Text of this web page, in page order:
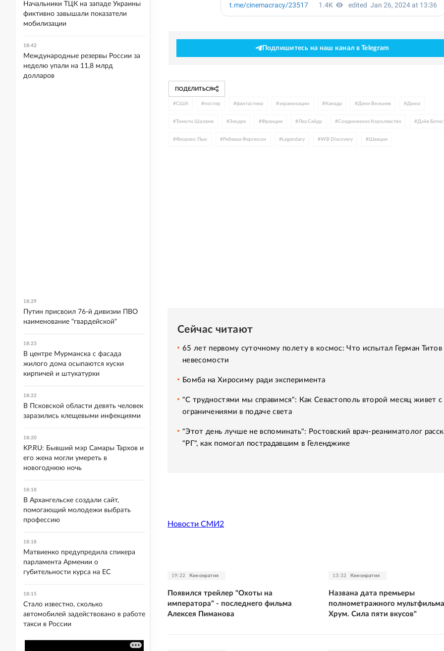
Подпишитесь на наш канал в Telegram
ПОДЕЛИТЬСЯ
#США #постер #фантастика #экранизации # Канада #Дени Вильнев #Дюна
#Тимоти Шаламе #Зендея #Франция #Леа Сейду #Соединенное Королевство #Дэйв
#Флоренс Пью # Ребекка Фергюсон # Legendary #WB Discovery # Швеция
Сейчас читают
65 лет первому суточному полету в космос: Что испытал Герман Титов
невесомости
Бомба на Хиросиму ради эксперимента
"С трудностями мы справимся": Как Севастополь второй месяц живет с
ограничениями в подаче света
"Этот день лучше не вспоминать": Ростовский врач-реаниматолог
"РГ", как помогал пострадавшим в Геленджике
Новости СМИ2
19:22 Кинократия
Появился трейлер "Охоты на
императора" - последнего фильма
Алексея Пиманова
13:32 Кинократия
Названа дата премьеры
полнометражного
Хрум. Сила пяти вкусов"
Начальники ТЦК на западе Украины
фиктивно завышали показатели
мобилизации
18:42
Международные резервы России за
неделю упали на 11,8 млрд
долларов
18:29
Путин присвоил 76-й дивизии ПВО
наименование "гвардейской"
18:23
В центре Мурманска с фасада
жилого дома осыпаются куски
кирпичей и штукатурки
18:22
В Псковской области девять человек
заразились клещевыми инфекциями
18:20
KP.RU: Бывший мэр Самары Тархов и
его жена могли умереть в
новогоднюю ночь
18:18
В Архангельске создали сайт,
помогающий молодежи выбрать
профессию
18:18
Матвиенко предупредила спикера
парламента Армении о
губительности курса на ЕС
18:15
Стало известно, сколько
автомобилей задействовано в работе
такси в России